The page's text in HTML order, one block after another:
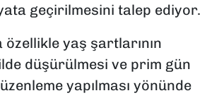
geçirilmesini talep ediyor.
özellikle yaş şartlarının
düşürülmesi ve prim gün
yapılması yönünde